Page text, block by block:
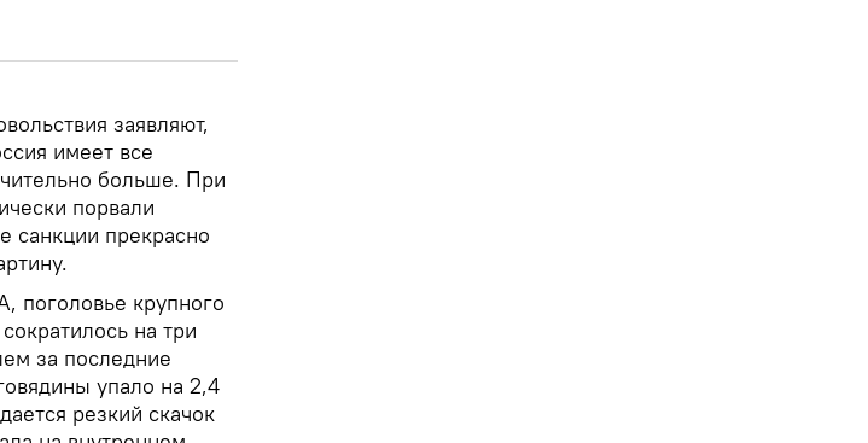
заявляют,
имеет все
больше. При
порвали
санкции прекрасно
крупного
на три
за последние
упало на 2,4
резкий скачок